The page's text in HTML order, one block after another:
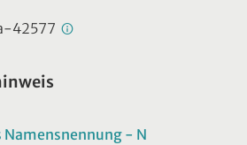
42577
- N